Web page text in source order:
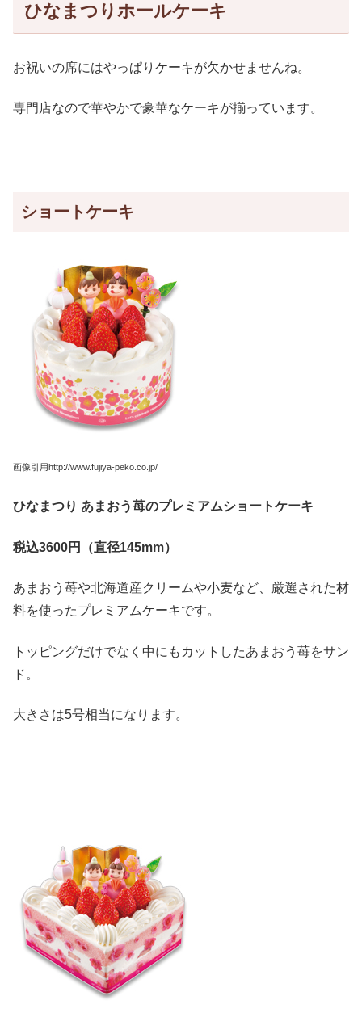
ひなまつりホールケーキ
お祝いの席にはやっぱりケーキが欠かせませんね。
専門店なので華やかで豪華なケーキが揃っています。
ショートケーキ
画像引用http://www.fujiya-peko.co.jp/
ひなまつり あまおう苺のプレミアムショートケーキ
税込3600円（直径145mm）
あまおう苺や北海道産クリームや小麦など、厳選された材
料を使ったプレミアムケーキです。
トッピングだけでなく中にもカットしたあまおう苺をサン
ド。
大きさは5号相当になります。